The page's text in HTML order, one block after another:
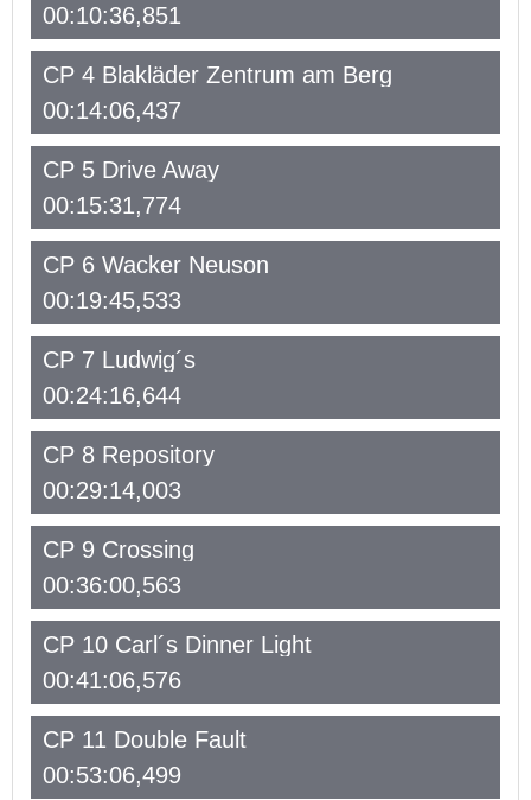
00:10:36,851
CP 4 Blakläder Zentrum am Berg
00:14:06,437
CP 5 Drive Away
00:15:31,774
CP 6 Wacker Neuson
00:19:45,533
CP 7 Ludwig´s
00:24:16,644
CP 8 Repository
00:29:14,003
CP 9 Crossing
00:36:00,563
CP 10 Carl´s Dinner Light
00:41:06,576
CP 11 Double Fault
00:53:06,499